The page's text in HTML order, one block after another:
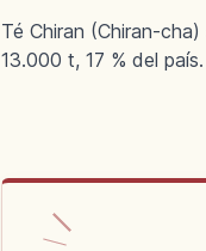
Té Chiran (Chiran-
13.000 t, 17 % del país.